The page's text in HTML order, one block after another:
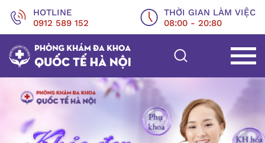
HOTLINE
0912 589 152
THỜI GIAN LÀM VIỆC
08:00 - 20:80